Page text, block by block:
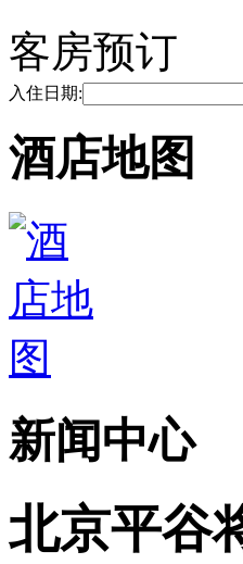
客房预订
入住日期:
酒店地图
新闻中心
北京平谷